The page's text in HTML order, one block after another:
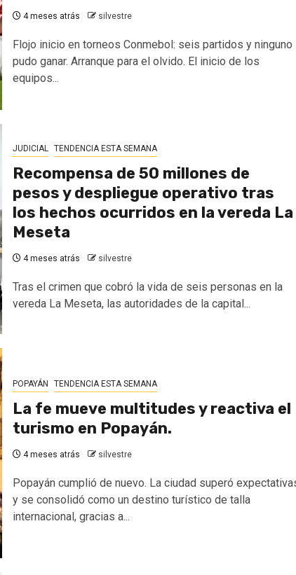
4 meses atrás silvestre
Flojo inicio en torneos Conmebol: seis partidos y ninguno
pudo ganar. Arranque para el olvido. El inicio de los
equipos...
JUDICIAL TENDENCIA ESTA SEMANA
Recompensa de 50 millones de
pesos y despliegue operativo tras
los hechos ocurridos en la vereda La
Meseta
4 meses atrás silvestre
Tras el crimen que cobró la vida de seis personas en la
vereda La Meseta, las autoridades de la capital...
POPAYÁN TENDENCIA ESTA SEMANA
La fe mueve multitudes y reactiva el
turismo en Popayán.
4 meses atrás silvestre
Popayán cumplió de nuevo. La ciudad superó
y se consolidó como un destino turístico de talla
internacional, gracias a...